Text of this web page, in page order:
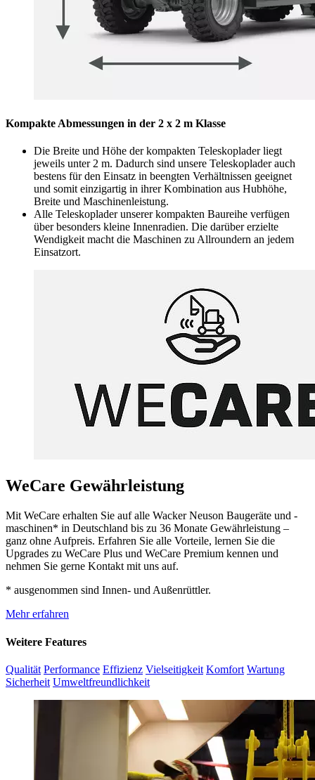
Kompakte Abmessungen in der 2 x 2 m Klasse
Die Breite und Höhe der kompakten Teleskoplader liegt
jeweils unter 2 m. Dadurch sind unsere Teleskoplader auch
bestens für den Einsatz in beengten Verhältnissen geeignet
und somit einzigartig in ihrer Kombination aus Hubhöhe,
Breite und Maschinenleistung.
Alle Teleskoplader unserer kompakten Baureihe verfügen
über besonders kleine Innenradien. Die darüber erzielte
Wendigkeit macht die Maschinen zu Allroundern an jedem
Einsatzort.
WeCare Gewährleistung
Mit WeCare erhalten Sie auf alle Wacker Neuson Baugeräte und -
maschinen* in Deutschland bis zu 36 Monate Gewährleistung –
ganz ohne Aufpreis. Erfahren Sie alle Vorteile, lernen Sie die
Upgrades zu WeCare Plus und WeCare Premium kennen und
nehmen Sie gerne Kontakt mit uns auf.
* ausgenommen sind Innen- und Außenrüttler.
Mehr erfahren
Weitere Features
Qualität Performance Effizienz Vielseitigkeit Komfort Wartung
Sicherheit Umweltfreundlichkeit